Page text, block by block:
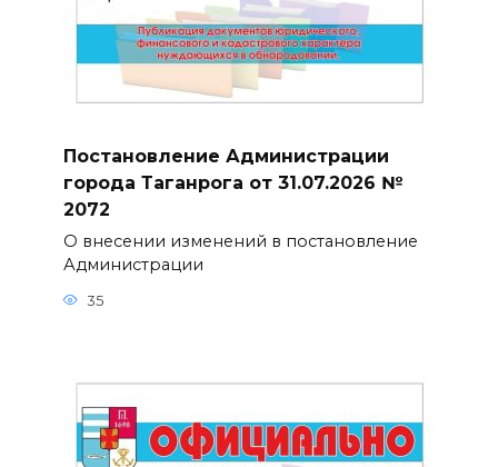
Постановление Администрации
города Таганрога от 31.07.2026 №
2072
О внесении изменений в постановление
Администрации
35